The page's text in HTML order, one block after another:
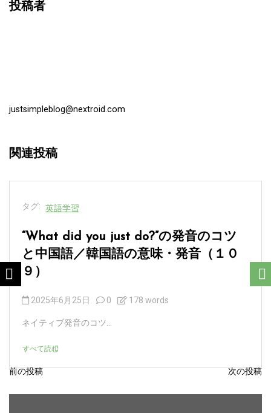
投稿者
justsimpleblog@nextroid.com
関連投稿
タグ: 英語学習
“What did you just do?”の発音のコツ
と中国語／韓国語の意味・発音（１０
９）
2025年6月25日 0 178 words
ネイティブ発音のコツ...
すべて読む
投
稿
前の投稿 次の投稿